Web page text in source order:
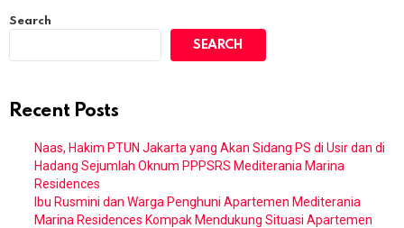
Search
SEARCH
Recent Posts
Naas, Hakim PTUN Jakarta yang Akan Sidang PS di Usir dan di
Hadang Sejumlah Oknum PPPSRS Mediterania Marina
Residences
Ibu Rusmini dan Warga Penghuni Apartemen Mediterania
Marina Residences Kompak Mendukung Situasi Apartemen